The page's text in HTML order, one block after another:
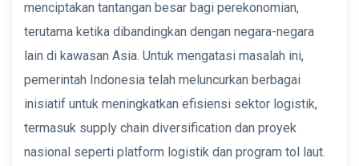
menciptakan tantangan besar bagi perekonomian,
terutama ketika dibandingkan dengan negara-negara
lain di kawasan Asia. Untuk mengatasi masalah ini,
pemerintah Indonesia telah meluncurkan berbagai
inisiatif untuk meningkatkan efisiensi sektor logistik,
termasuk supply chain diversification dan proyek
nasional seperti platform logistik dan program tol laut.